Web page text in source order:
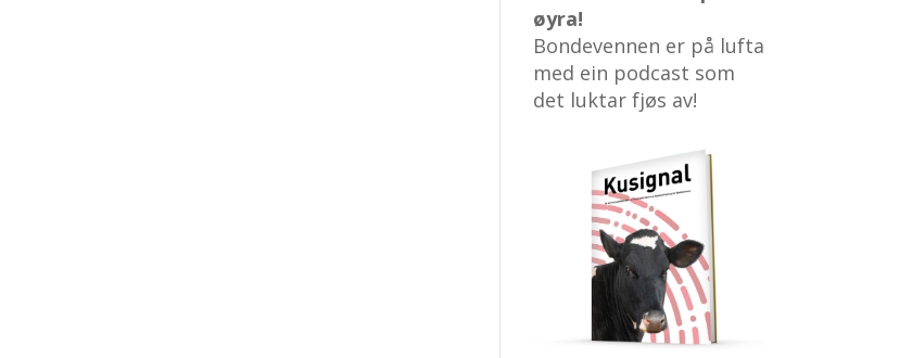
øyra!
Bondevennen er på lufta
med ein podcast som
det luktar fjøs av!